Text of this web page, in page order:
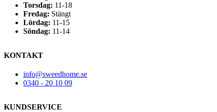
Torsdag: 11-18
Fredag: Stängt
Lördag: 11-15
Söndag: 11-14
KONTAKT
info@sweedhome.se
0340 - 20 10 09
KUNDSERVICE